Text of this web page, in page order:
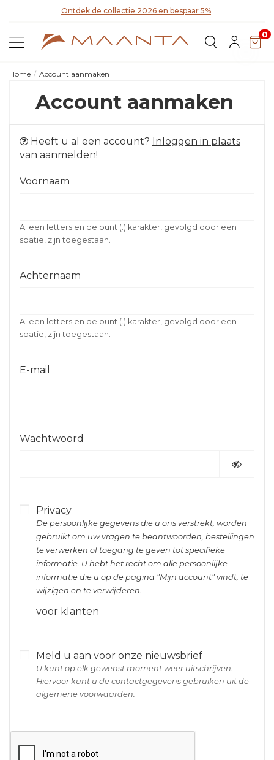
Ontdek de collectie 2026 en bespaar 5%
0
Home Account aanmaken
Account aanmaken
Heeft u al een account? Inloggen in plaats
van aanmelden!
Voornaam
Alleen letters en de punt (.) karakter, gevolgd door een
spatie, zijn toegestaan.
Achternaam
Alleen letters en de punt (.) karakter, gevolgd door een
spatie, zijn toegestaan.
E-mail
Wachtwoord
Privacy
De persoonlijke gegevens die u ons verstrekt, worden
gebruikt om uw vragen te beantwoorden, bestellingen
te verwerken of toegang te geven tot specifieke
informatie. U hebt het recht om alle persoonlijke
informatie die u op de pagina "Mijn account" vindt, te
wijzigen en te verwijderen.
voor klanten
Meld u aan voor onze nieuwsbrief
U kunt op elk gewenst moment weer uitschrijven.
Hiervoor kunt u de contactgegevens gebruiken uit de
algemene voorwaarden.